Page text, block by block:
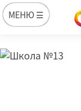
МЕНЮ ☰